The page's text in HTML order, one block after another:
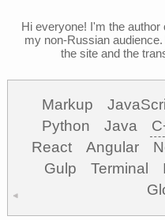
Hi everyone! I'm the author
my non-Russian
the site and the
Markup
Python
Java
React
Angular
Gulp
Terminal
◀